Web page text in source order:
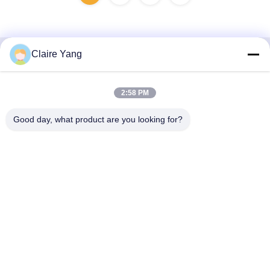
Contactez rapidement
Communauté de Qinghu, District de Longhua, Ville de
Claire Yang
2:58 PM
Good day, what product are you looking for?